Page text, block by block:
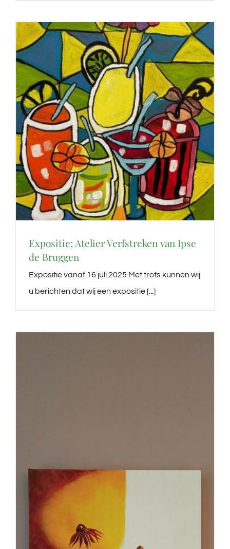
Expositie; Atelier Verfstreken van Ipse
de Bruggen
Expositie vanaf 16 juli 2025 Met trots kunnen wij
u berichten dat wij een expositie [...]